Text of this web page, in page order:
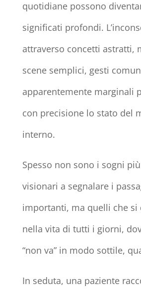
quotidiane possono
significati profondi.
attraverso concetti astratti,
scene semplici, gesti
apparentemente marginali
con precisione lo stato del
interno.
Spesso non sono i sogni
visionari a segnalare i
importanti, ma quelli che si
nella vita di tutti i giorni,
“non va” in modo sottile,
In seduta, una paziente